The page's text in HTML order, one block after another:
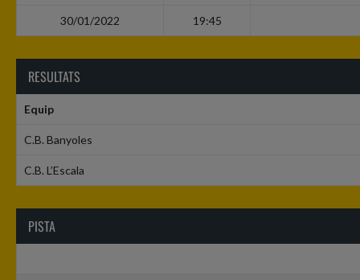
30/01/2022 19:45
RESULTATS
Equip
C.B. Banyoles
C.B. L’Escala
PISTA